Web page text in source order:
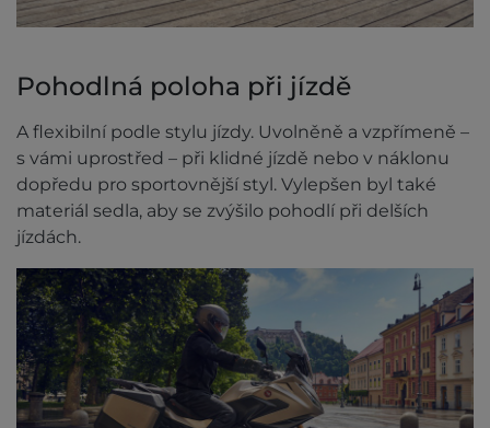
Pohodlná poloha při jízdě
A flexibilní podle stylu jízdy. Uvolněně a vzpřímeně –
s vámi uprostřed – při klidné jízdě nebo v náklonu
dopředu pro sportovnější styl. Vylepšen byl také
materiál sedla, aby se zvýšilo pohodlí při delších
jízdách.